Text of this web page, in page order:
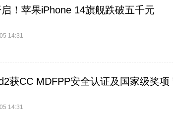
！苹果iPhone 14旗舰跌破五千元
14:31
获CC MDFPP安全认证及国家级奖项
14:31